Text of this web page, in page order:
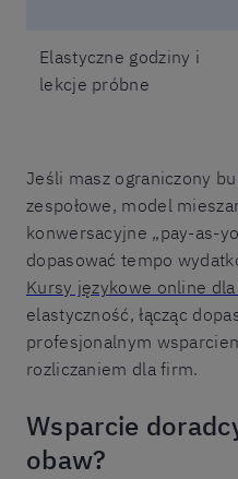
Elastyczne godziny i
lekcje próbne
Jeśli masz ograniczony
zespołowe, model
konwersacyjne „pay-as-
dopasować tempo
Kursy językowe online
elastyczność, łącząc
profesjonalnym
rozliczaniem dla firm.
Wsparcie
obaw?